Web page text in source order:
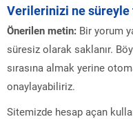
Verilerinizi ne süreyle
Önerilen metin: Bir yorum
süresiz olarak saklanır.
sırasına almak yerine
onaylayabiliriz.
Sitemizde hesap açan